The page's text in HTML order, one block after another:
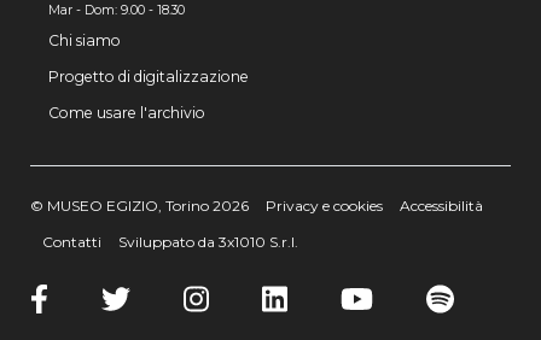
Mar - Dom: 9.00 - 18.30
Chi siamo
Progetto di digitalizzazione
Come usare l'archivio
© MUSEO EGIZIO, Torino 2026 Privacy e cookies
Accessibilità
Contatti
Sviluppato da 3x1010 S.r.l.